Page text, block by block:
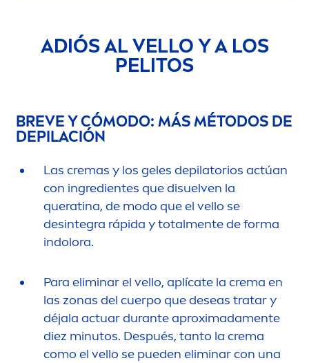
ADIÓS AL VELLO Y A LOS
PELITOS
BREVE Y CÓMODO: MÁS MÉTODOS DE
DEPILACIÓN
Las cremas y los geles depilatorios actúan
con ingredientes que disuelven la
queratina, de modo que el vello se
desintegra rápida y totalmente de forma
indolora.
Para eliminar el vello, aplícate la crema en
las zonas del cuerpo que deseas tratar y
déjala actuar durante aproximadamente
diez minutos. Después, tanto la crema
como el vello se pueden eliminar con una